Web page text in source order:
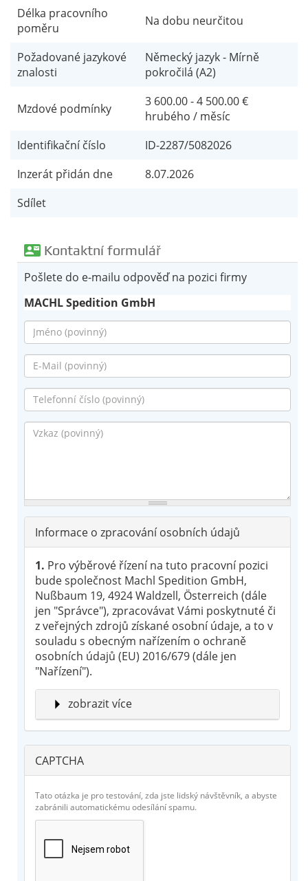
Délka pracovního
poměru
Na dobu neurčitou
Požadované jazykové
znalosti
Německý jazyk - Mírně
pokročilá (A2)
Mzdové podmínky
3 600.00 - 4 500.00 €
hrubého / měsíc
Identifikační číslo
ID-2287/5082026
Inzerát přidán dne
8.07.2026
Sdílet
contact_mail Kontaktní formulář
Pošlete do e-mailu odpověď na pozici firmy
MACHL Spedition GmbH
Jméno
E-
Mail
*
Telefonní
číslo
Vzkaz
Informace o zpracování osobních údajů
1. Pro výběrové řízení na tuto pracovní pozici
bude společnost Machl Spedition GmbH,
Nußbaum 19, 4924 Waldzell, Österreich (dále
jen "Správce"), zpracovávat Vámi poskytnuté či
z veřejných zdrojů získané osobní údaje, a to v
souladu s obecným nařízením o ochraně
osobních údajů (EU) 2016/679 (dále jen
"Nařízení").
Skrýt
zobrazit více
CAPTCHA
Tato otázka je pro testování, zda jste lidský návštěvník, a abyste
zabránili automatickému odesílání spamu.